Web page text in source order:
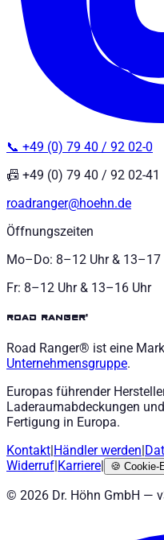
📞 +49 (0) 79 40 / 92 02-0
📠 +49 (0) 79 40 / 92 02-41
roadranger@hoehn.de
Öffnungszeiten
Mo–Do: 8–12 Uhr & 13–17
Fr: 8–12 Uhr & 13–16 Uhr
road ranger®
Road Ranger® ist eine
Unternehmensgruppe.
Europas führender
Laderaumabdeckungen
Fertigung in Europa.
Kontakt Händler werden
Widerruf Karriere 🍪 Cookie-
© 2026 Dr. Höhn GmbH — v